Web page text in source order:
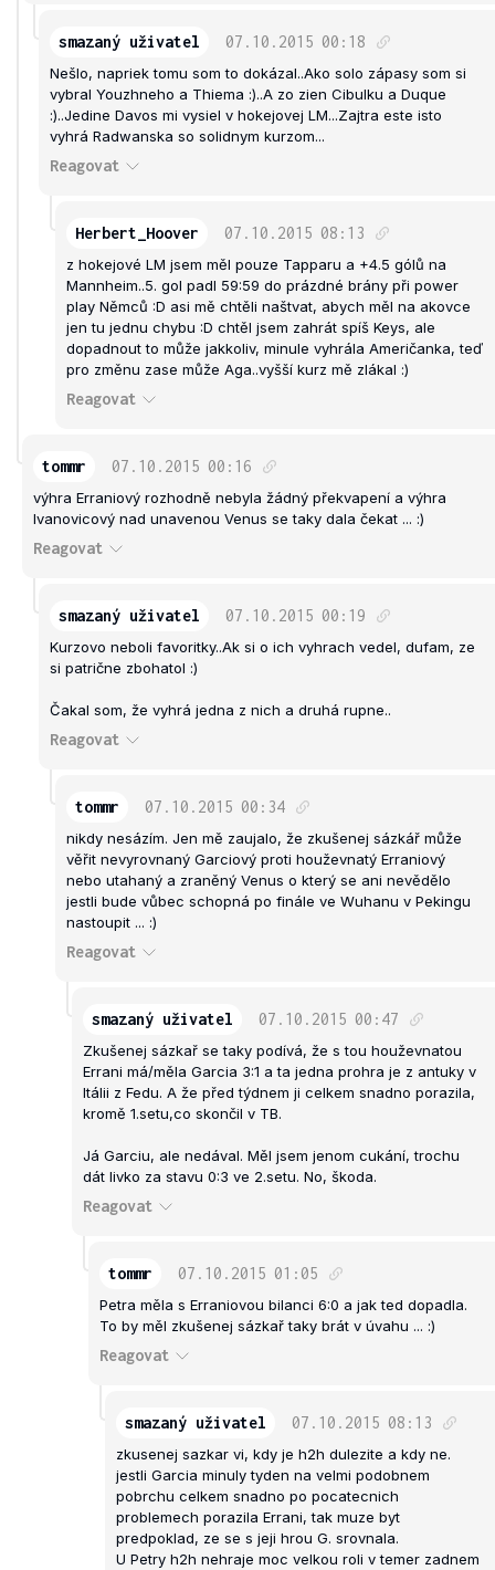
smazaný uživatel 07.10.2015 00:18
Nešlo, napriek tomu som to dokázal..Ako solo zápasy som si
vybral Youzhneho a Thiema :)..A zo zien Cibulku a Duque
:)..Jedine Davos mi vysiel v hokejovej LM...Zajtra este isto
vyhrá Radwanska so solidnym kurzom...
Reagovat
Herbert_Hoover 07.10.2015 08:13
z hokejové LM jsem měl pouze Tapparu a +4.5 gólů na
Mannheim..5. gol padl 59:59 do prázdné brány při power
play Němců :D asi mě chtěli naštvat, abych měl na akovce
jen tu jednu chybu :D chtěl jsem zahrát spíš Keys, ale
dopadnout to může jakkoliv, minule vyhrála Američanka, teď
pro změnu zase může Aga..vyšší kurz mě zlákal :)
Reagovat
tommr 07.10.2015 00:16
výhra Erraniový rozhodně nebyla žádný překvapení a výhra
Ivanovicový nad unavenou Venus se taky dala čekat ... :)
Reagovat
smazaný uživatel 07.10.2015 00:19
Kurzovo neboli favoritky..Ak si o ich vyhrach vedel, dufam, ze
si patrične zbohatol :)
Čakal som, že vyhrá jedna z nich a druhá rupne..
Reagovat
tommr 07.10.2015 00:34
nikdy nesázím. Jen mě zaujalo, že zkušenej sázkář může
věřit nevyrovnaný Garciový proti houževnatý Erraniový
nebo utahaný a zraněný Venus o který se ani nevědělo
jestli bude vůbec schopná po finále ve Wuhanu v Pekingu
nastoupit ... :)
Reagovat
smazaný uživatel 07.10.2015 00:47
Zkušenej sázkař se taky podívá, že s tou houževnatou
Errani má/měla Garcia 3:1 a ta jedna prohra je z antuky v
Itálii z Fedu. A že před týdnem ji celkem snadno porazila,
kromě 1.setu,co skončil v TB.
Já Garciu, ale nedával. Měl jsem jenom cukání, trochu
dát livko za stavu 0:3 ve 2.setu. No, škoda.
Reagovat
tommr 07.10.2015 01:05
Petra měla s Erraniovou bilanci 6:0 a jak ted dopadla.
To by měl zkušenej sázkař taky brát v úvahu ... :)
Reagovat
smazaný uživatel 07.10.2015 08:13
zkusenej sazkar vi, kdy je h2h dulezite a kdy ne.
jestli Garcia minuly tyden na velmi podobnem
pobrchu celkem snadno po pocatecnich
problemech porazila Errani, tak muze byt
predpoklad, ze se s jeji hrou G. srovnala.
U Petry h2h nehraje moc velkou roli v temer zadnem